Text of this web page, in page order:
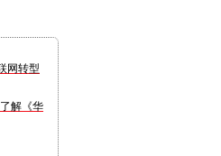
网转型
解《华